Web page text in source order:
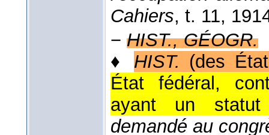
Cahiers, t. 11,
− HIST., GÉOGR.
♦ HIST. (des
État fédéral,
ayant un statut
demandé au